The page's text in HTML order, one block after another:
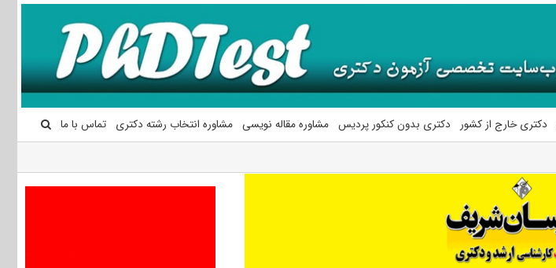
دکتری خارج از کشور دکتری بدون کنکور پردیس مشاوره مقاله نویسی مشاوره انتخاب رشته دکتری تماس با ما